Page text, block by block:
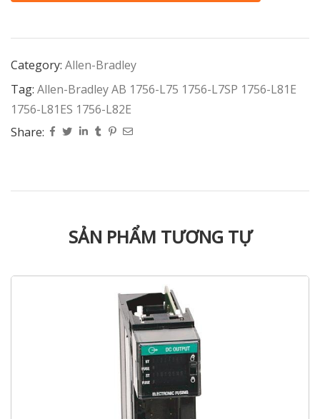
Category: Allen-Bradley
Tag: Allen-Bradley AB 1756-L75 1756-L7SP 1756-L81E
1756-L81ES 1756-L82E
Share:
SẢN PHẨM TƯƠNG TỰ